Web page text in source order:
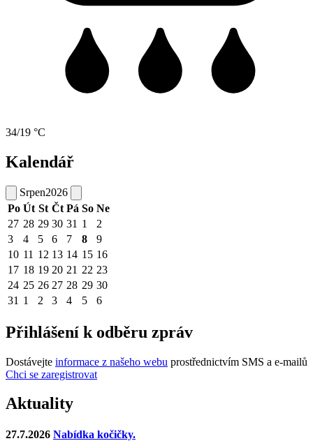
34/19 °C
Kalendář
Srpen2026
Po Út St Čt Pá So Ne
27 28 29 30 31 1
2
3
4 5 6 7 8
9
10 11 12 13 14 15 16
17 18 19 20 21 22 23
24 25 26 27 28 29 30
31 1 2 3 4 5 6
Přihlášení k odběru zpráv
Dostávejte informace z našeho webu prostřednictvím SMS a e-mailů
Chci se zaregistrovat
Aktuality
27.7.2026 Nabídka kočičky.